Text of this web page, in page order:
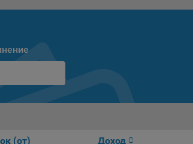
веб-сайта Общества с доменным именем
и каким образом Общество обрабатывает
пользователя сайта Общества,
(от) Доход